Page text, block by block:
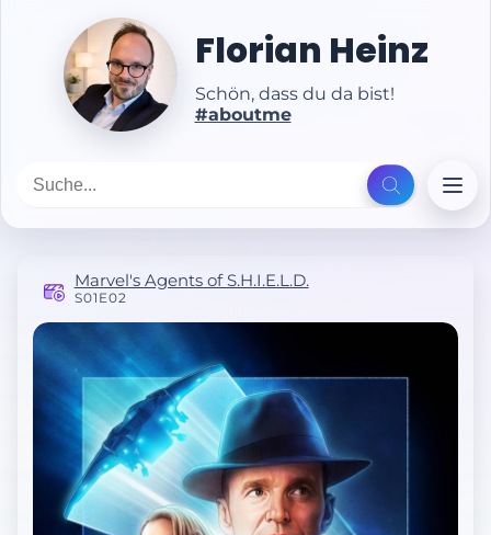
Florian Heinz
Schön, dass du da bist!
#aboutme
Marvel's Agents of S.H.I.E.L.D.
S01E02